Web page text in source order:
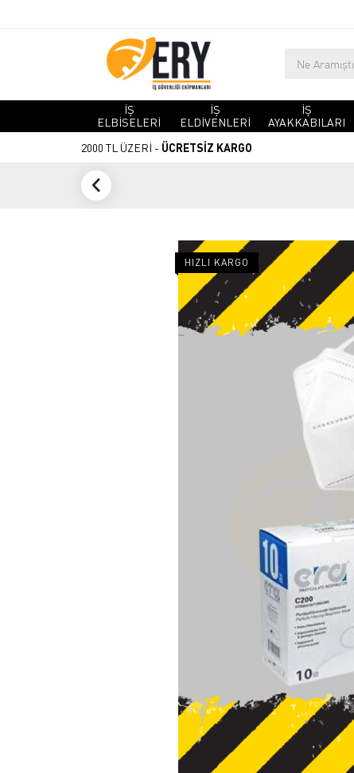
İŞ
ELBİSELERİ
İŞ
ELDİVENLERİ
İŞ
AYAKKABILARI
2000 TL ÜZERİ - ÜCRETSİZ KARGO
HIZLI KARGO